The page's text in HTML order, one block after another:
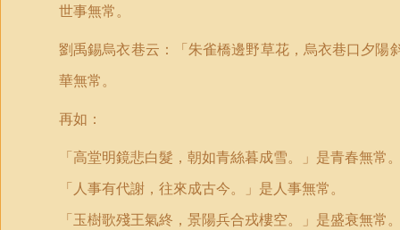
世事無常。
劉禹錫烏衣巷云：「朱雀橋邊野草花，烏衣巷口夕
華無常。
再如：
「高堂明鏡悲白髮，朝如青絲暮成雪。」是青春無常
「人事有代謝，往來成古今。」是人事無常。
「玉樹歌殘王氣終，景陽兵合戎樓空。」是盛衰無常